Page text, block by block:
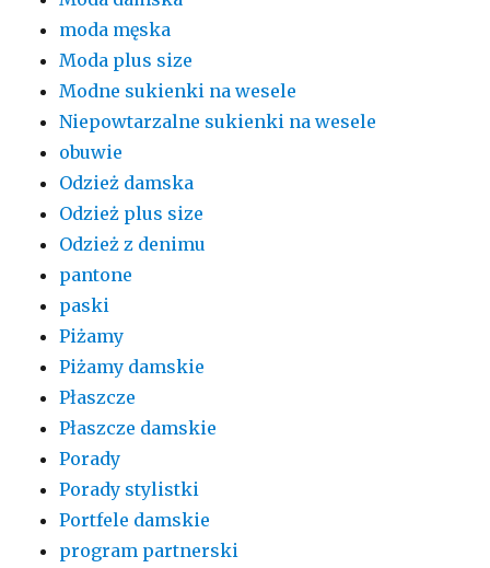
moda męska
Moda plus size
Modne sukienki na wesele
Niepowtarzalne sukienki na wesele
obuwie
Odzież damska
Odzież plus size
Odzież z denimu
pantone
paski
Piżamy
Piżamy damskie
Płaszcze
Płaszcze damskie
Porady
Porady stylistki
Portfele damskie
program partnerski